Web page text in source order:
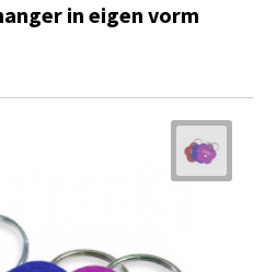
in eigen vorm